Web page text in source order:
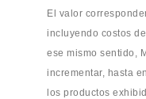
El valor
incluyendo costos
ese mismo sentido,
incrementar, hasta
los productos